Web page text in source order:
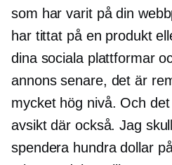
som har varit på din
har tittat på en produkt
dina sociala plattformar
annons senare, det är
mycket hög nivå. Och
avsikt där också. Jag
spendera hundra dollar